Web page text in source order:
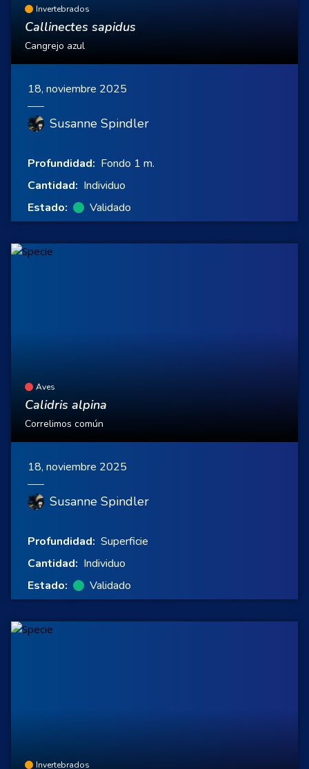
Invertebrados
Callinectes sapidus
Cangrejo azul
18, noviembre 2025
Susanne Spindler
Profundidad: Fondo 1 m.
Cantidad: Individuo
Estado:
Validado
Aves
Calidris alpina
Correlimos común
18, noviembre 2025
Susanne Spindler
Profundidad: Superficie
Cantidad: Individuo
Estado:
Validado
Invertebrados